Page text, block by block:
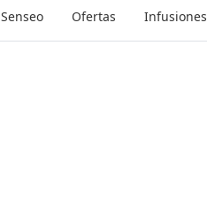
Senseo Ofertas Infusiones